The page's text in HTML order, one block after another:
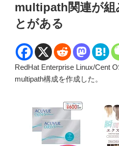
multipath関連が組
とがある
RedHat Enterprise Linux/Cent
multipath構成を作成した。